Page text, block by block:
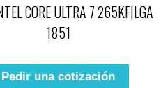
CORE ULTRA 7 265KF|LGA
1851
Pedir una cotización